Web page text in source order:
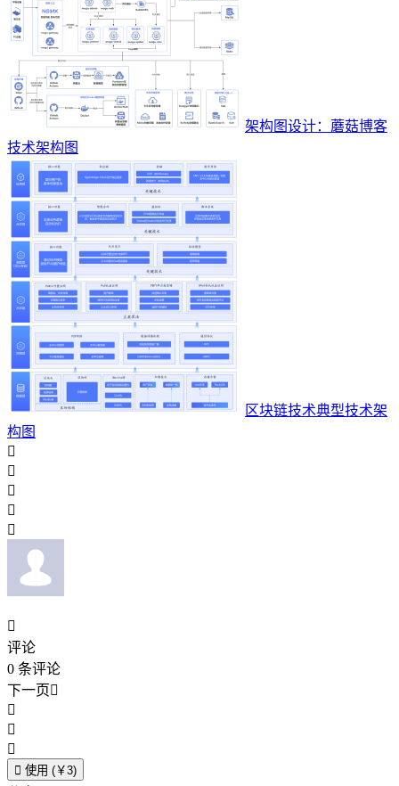
架构图设计：蘑菇博客
技术架构图
区块链技术典型技术架
构图






评论
0 条评论
下一页



 使用 (￥3)